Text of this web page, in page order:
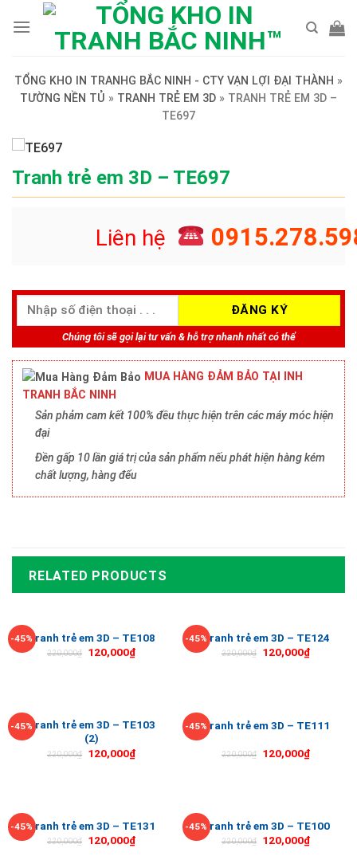
TỔNG KHO IN TRANHG BẮC NINH - CTY VẠN LỢI ĐẠI THÀNH »
TƯỜNG NỀN TỦ » TRANH TRẺ EM 3D » TRANH TRẺ EM 3D –
TE697
Tranh trẻ em 3D – TE697
Liên hệ
Chúng tôi sẽ gọi lại tư vấn & hỗ trợ nhanh nhất có thể
MUA HÀNG ĐẢM BẢO TẠI INH
TRANH BẮC NINH
Sản phảm cam kết 100% đều thực hiện trên các máy móc hiện
đại
Đền gấp 10 lần giá trị của sản phẩm nếu phát hiện hàng kém
chất lượng, hàng đểu
RELATED PRODUCTS
-45%Tranh trẻ em 3D – TE108
220,000₫ 120,000₫
-45%Tranh trẻ em 3D – TE124
220,000₫ 120,000₫
-45%Tranh trẻ em 3D – TE103
(2)
220,000₫ 120,000₫
-45%Tranh trẻ em 3D – TE111
220,000₫ 120,000₫
-45%Tranh trẻ em 3D – TE131
220,000₫ 120,000₫
-45%Tranh trẻ em 3D – TE100
220,000₫ 120,000₫